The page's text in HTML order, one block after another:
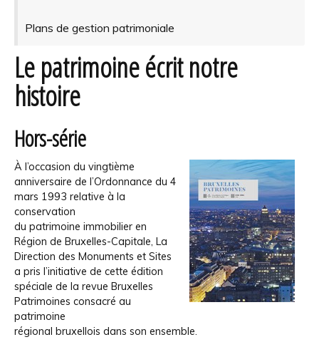
Plans de gestion patrimoniale
Le patrimoine écrit notre
histoire
Hors-série
À l’occasion du vingtième
anniversaire de l’Ordonnance du 4
mars 1993 relative à la
conservation
du patrimoine immobilier en
Région de Bruxelles-Capitale, La
Direction des Monuments et Sites
a pris l’initiative de cette édition
spéciale de la revue Bruxelles
Patrimoines consacré au
patrimoine
régional bruxellois dans son ensemble.